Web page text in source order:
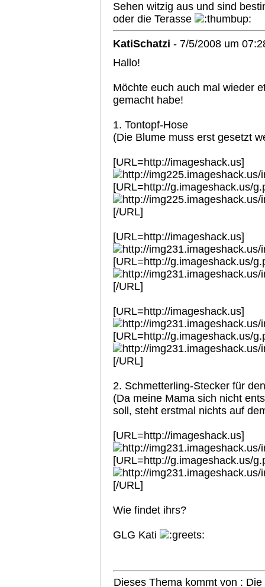
Sehen witzig aus und sind
oder die Terasse
KatiSchatzi - 7/5/2008 um
Hallo!
Möchte euch auch mal wieder
gemacht habe!
1. Tontopf-Hose
(Die Blume muss erst gesetzt
[URL=http://imageshack.us]
[URL=http://g.imageshack.us/
[/URL]
[URL=http://imageshack.us]
[URL=http://g.imageshack.us/
[/URL]
[URL=http://imageshack.us]
[URL=http://g.imageshack.us/
[/URL]
2. Schmetterling-Stecker für
(Da meine Mama sich nicht
soll, steht erstmal nichts auf
[URL=http://imageshack.us]
[URL=http://g.imageshack.us/
[/URL]
Wie findet ihrs?
GLG Kati
Dieses Thema kommt von :